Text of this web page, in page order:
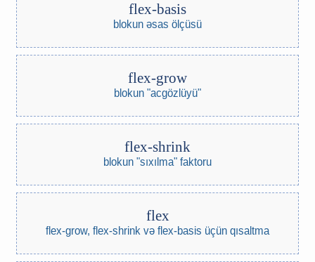
flex-basis
blokun əsas ölçüsü
flex-grow
blokun "acgözlüyü"
flex-shrink
blokun "sıxılma" faktoru
flex
flex-grow, flex-shrink və flex-basis üçün qısaltma